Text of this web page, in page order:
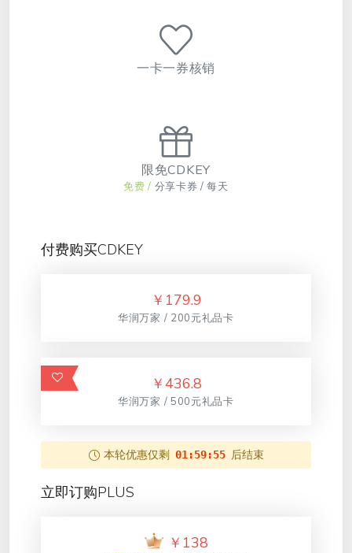
一卡一券核销
限免CDKEY
免费 / 分享卡券 / 每天
付费购买CDKEY
￥ 179.9
华润万家 / 200元礼品卡
￥436.8
华润万家 / 500元礼品卡
本轮优惠仅剩 01:59:55 后结束
立即订购PLUS
￥ 138